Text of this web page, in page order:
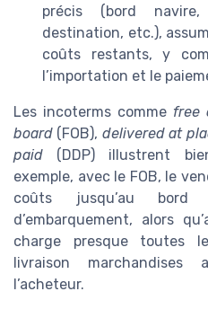
précis (bord
destination, etc.),
coûts restants, y
l’importation et le
Les incoterms comme free
board (FOB), delivered at
paid (DDP) illustrent
exemple, avec le FOB, le
coûts jusqu’au
d’embarquement, alors
charge presque toutes
livraison
l’acheteur.